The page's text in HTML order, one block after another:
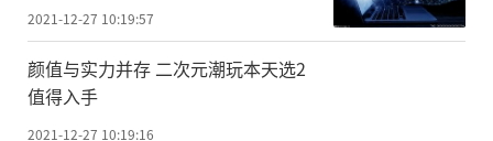
2021-12-27 10:19:57
颜值与实力并存 二次元潮玩本天选2
值得入手
2021-12-27 10:19:16